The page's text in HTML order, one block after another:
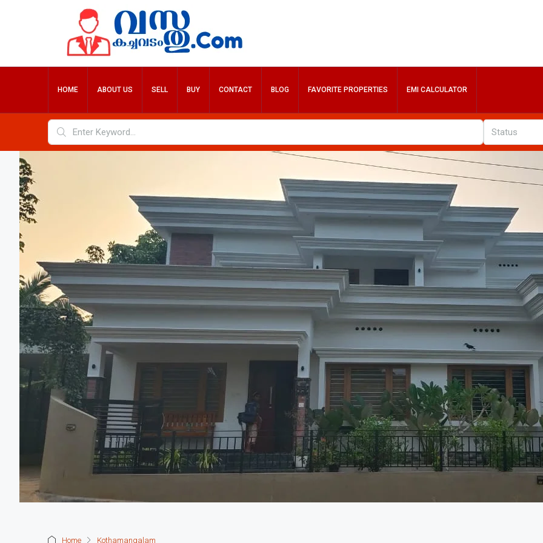
HOME ABOUT US SELL BUY CONTACT BLOG FAVORITE PROPERTIES EMI CALCULATOR
Status
Home Kothamangalam